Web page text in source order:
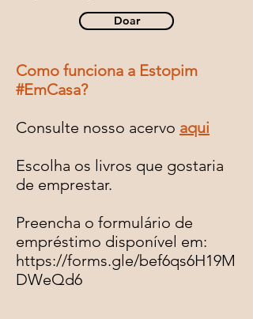
Como funciona a Estopim
#EmCasa?
Consulte nosso acervo aqui
Escolha os livros que gostaria
de emprestar.
Preencha o formulário de
empréstimo disponível em:
https://forms.gle/bef6qs6H19M
DWeQd6
Doar